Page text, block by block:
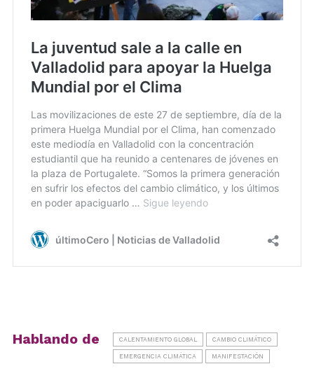
Hablando de CALENTAMIENTO GLOBAL CAMBIO CLIMÁTICO
EMERGENCIA CLIMÁTICA MANIFESTACIÓN